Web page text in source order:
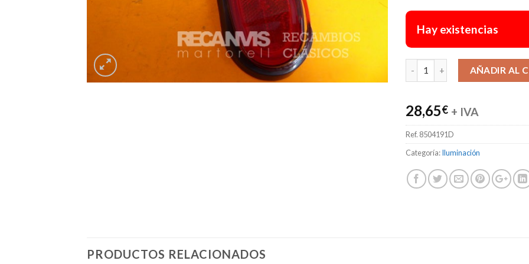
Hay existencias
AÑADIR AL
28,65€ + IVA
Ref. 8504191D
Categoría:Iluminación
PRODUCTOS RELACIONADOS